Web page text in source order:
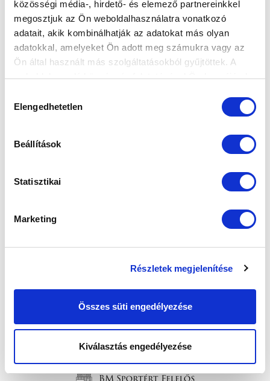
közösségi média-, hirdető- és elemező partnereinkkel
megosztjuk az Ön weboldalhasználatra vonatkozó
adatait, akik kombinálhatják az adatokat más olyan
adatokkal, amelyeket Ön adott meg számukra vagy az
Ön által használt más szolgáltatásokból gyűjtöttek. A
weboldalon való böngészés folytatásával Ön hozzájárul a
kiválasztása
Elengedhetetlen
Beállítások
Statisztikai
Marketing
Részletek megjelenítése
Összes süti engedélyezése
Kiválasztás engedélyezése
Elfogadom azAdatvédelmi tájékoztatót!
FELIRATKOZOM
SZPONZOROK